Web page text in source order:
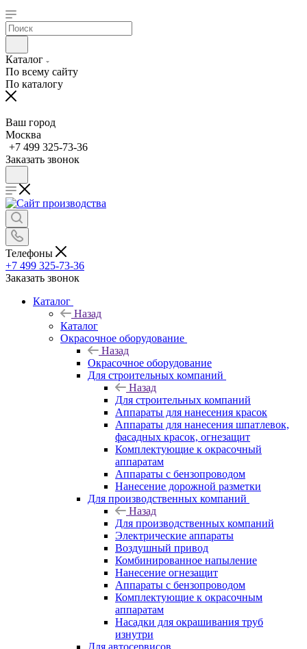
Каталог
По всему сайту
По каталогу
Ваш город
Москва
+7 499 325-73-36
Заказать звонок
Телефоны
+7 499 325-73-36
Заказать звонок
Каталог
Назад
Каталог
Окрасочное оборудование
Назад
Окрасочное оборудование
Для строительных компаний
Назад
Для строительных компаний
Аппараты для нанесения красок
Аппараты для нанесения шпатлевок,
фасадных красок, огнезащит
Комплектующие к окрасочный
аппаратам
Аппараты с бензопроводом
Нанесение дорожной разметки
Для производственных компаний
Назад
Для производственных компаний
Электрические аппараты
Воздушный привод
Комбинированное напыление
Нанесение огнезащит
Аппараты с бензопроводом
Комплектующие к окрасочным
аппаратам
Насадки для окрашивания труб
изнутри
Для автосервисов